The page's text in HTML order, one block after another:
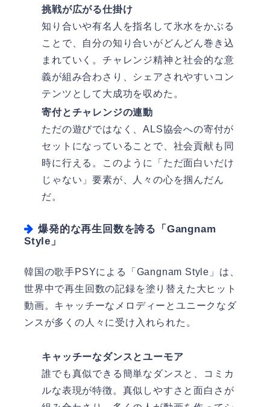
挑戦が広がる仕掛け
知り合いや有名人を指名して氷水をかぶる
ことで、自分の知り合いがどんどん巻き込
まれていく。チャレンジ精神と社会的な意
義が組み合わさり、シェアされやすいコン
テンツとして大成功を収めた。
寄付とチャレンジの連動
ただの遊びではなく、ALS協会への寄付が
セットになっていることで、社会貢献も同
時に行える。このように「ただ面白いだけ
じゃない」要素が、人々の心を掴んだん
だ。
爆発的な再生回数を誇る「Gangnam
Style」
韓国の歌手PSYによる「Gangnam Style」は、
世界中で再生回数の記録を塗り替えた大ヒット
動画。キャッチーなメロディーとユニークなダ
ンスが多くの人々に受け入れられた。
キャッチーなダンスとユーモア
誰でも真似できる簡単なダンスと、コミカ
ルな表現が特徴。真似しやすさと面白さが